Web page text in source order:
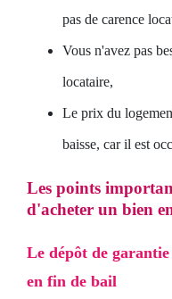
pas de carence
Vous n'avez pas
locataire,
Le prix du
baisse, car il est
Les points
d'acheter un bien
Le dépôt de
en fin de bail